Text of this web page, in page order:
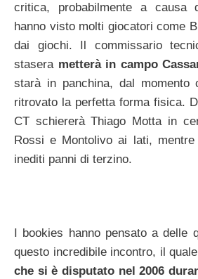
critica, probabilmente a causa
hanno visto molti giocatori come
dai giochi. Il commissario
stasera metterà in campo
starà in panchina, dal momento
ritrovato la perfetta forma fisica.
CT schiererà Thiago Motta in
Rossi e Montolivo ai lati,
inediti panni di terzino.
I bookies hanno pensato a delle
questo incredibile incontro, il
che si è disputato nel 2006